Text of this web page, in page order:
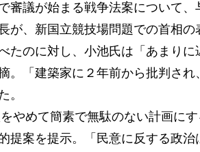
審議が始まる戦争法案について、
が、新国立競技場問題での首相
たのに対し、小池氏は「あまり
。「建築家に２年前から批判さ
。
やめて簡素で無駄のない計画に
案を提示。「民意に反する政治